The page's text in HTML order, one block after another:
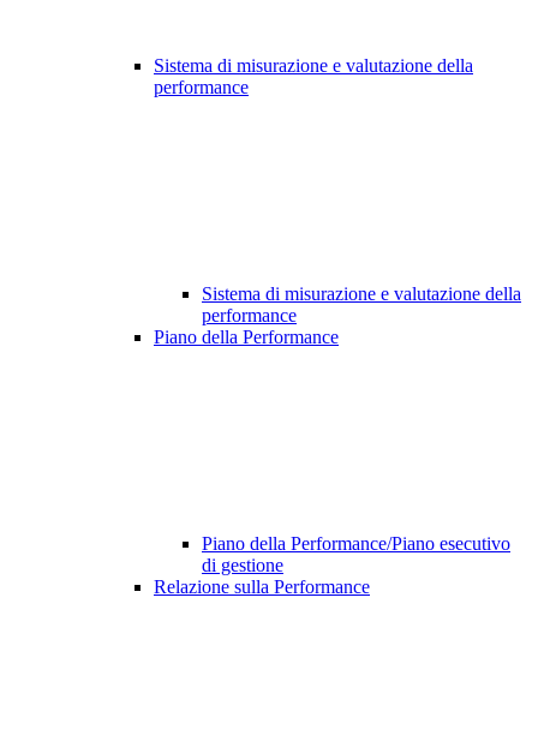
Sistema di misurazione e valutazione della
performance
Sistema di misurazione e valutazione della
performance
Piano della Performance
Piano della Performance/Piano esecutivo
di gestione
Relazione sulla Performance